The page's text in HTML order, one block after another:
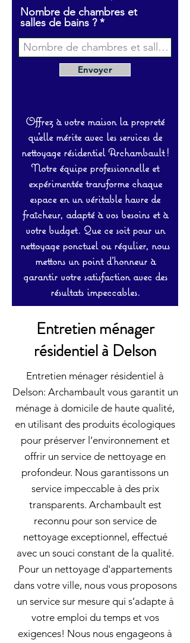
Nombre de chambres et
salles de bains ?
Envoyer
Offrez à votre maison la propreté
qu’elle mérite avec les services de
nettoyage résidentiel Archambault !
Notre équipe professionnelle et
expérimentée transforme chaque
espace en un véritable havre de
fraîcheur, adapté à vos besoins et à
votre budget. Que ce soit pour un
nettoyage ponctuel ou régulier, nous
mettons un point d’honneur à
garantir votre satisfaction avec des
résultats impeccables.
Entretien ménager
résidentiel à Delson
Entretien ménager résidentiel à
Delson: Archambault vous garantit un
ménage à domicile de haute qualité,
en utilisant des produits écologiques
pour préserver l’environnement et
offrir un service de nettoyage en
profondeur. Nous garantissons un
service impeccable à des prix
transparents. Archambault est
reconnu pour son service de
nettoyage exceptionnel, effectué
avec un souci constant de la qualité.
Pour un nettoyage d'appartements
dans votre ville, nous vous proposons
un service sur mesure qui s’adapte à
votre emploi du temps et vos
exigences! Nous nous engageons à